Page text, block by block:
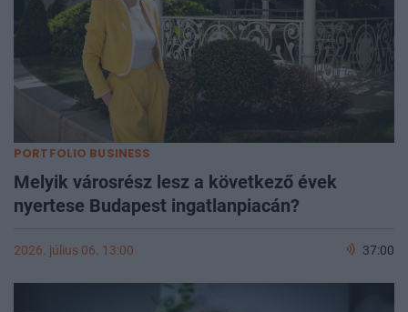
PORTFOLIO BUSINESS
Melyik városrész lesz a következő évek
nyertese Budapest ingatlanpiacán?
2026. július 06. 13:00 37:00